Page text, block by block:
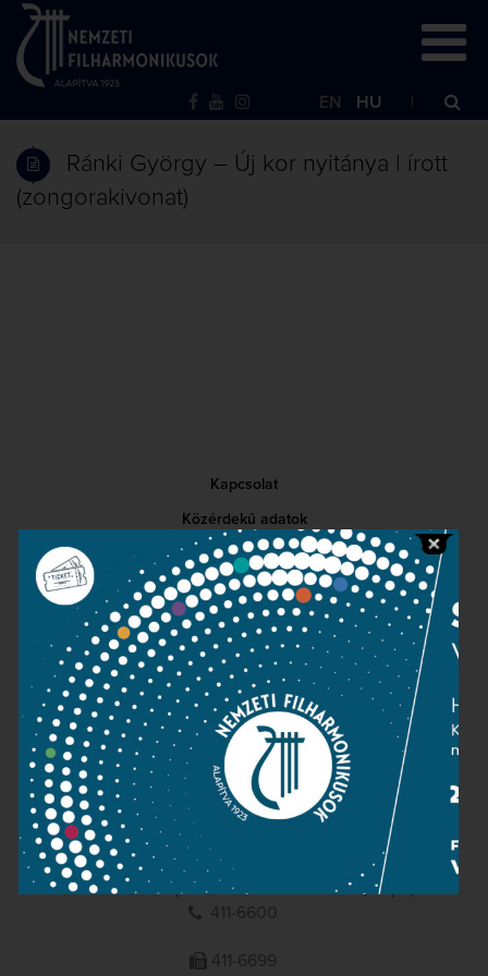
EN HU
Ránki György – Új kor nyitánya | írott
(zongorakivonat)
Kapcsolat
Közérdekű adatok
Sajtószoba
Adatvédelem
Impresszum
NEMZETI
FILHARMONIKUSOK
1095 Budapest, Komor Marcell u. 1. (Müpa)
411-6600
411-6699